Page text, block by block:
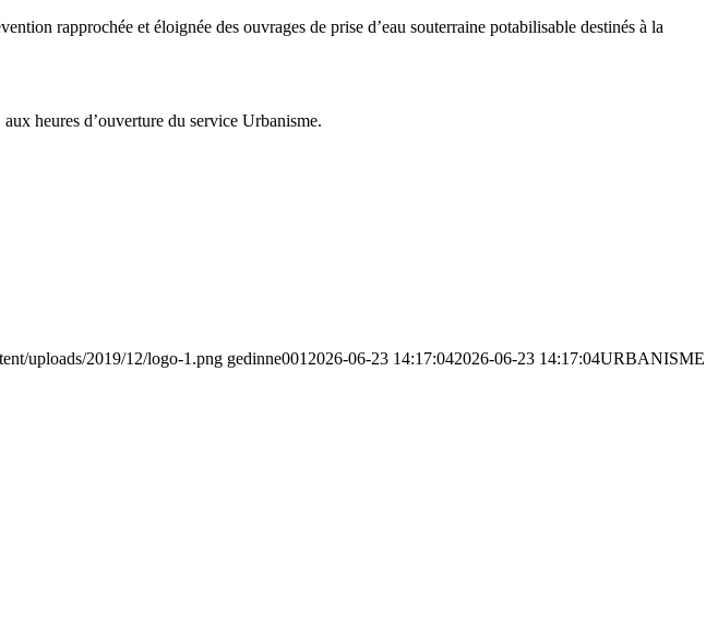
rapprochée et éloignée des ouvrages de prise d’eau souterraine potabilisable destinés à la
heures d’ouverture du service Urbanisme.
uploads/2019/12/logo-1.png gedinne001 2026-06-23 14:17:042026-06-23 14:17:04URBANISME